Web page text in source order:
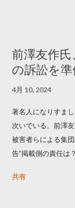
トするのか？
前澤友作
の訴訟を準
4月 10, 2024
著名人になりすま
次いでいる。前澤
被害者らによる集
告”掲載側の責任
https://
共有